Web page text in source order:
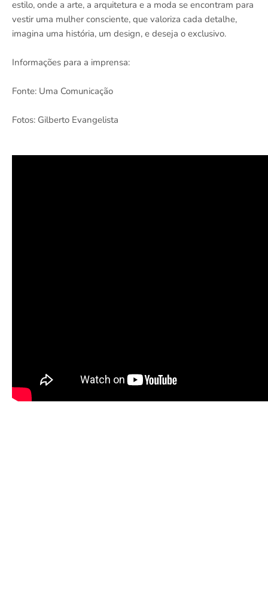
estilo, onde a arte, a arquitetura e a moda se encontram para
vestir uma mulher consciente, que valoriza cada detalhe,
imagina uma história, um design, e deseja o exclusivo.
Informações para a imprensa:
Fonte: Uma Comunicação
Fotos: Gilberto Evangelista